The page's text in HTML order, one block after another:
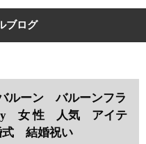
ブログ
ルーン バルーンフラ
女 性 人気 アイテ
結婚祝い